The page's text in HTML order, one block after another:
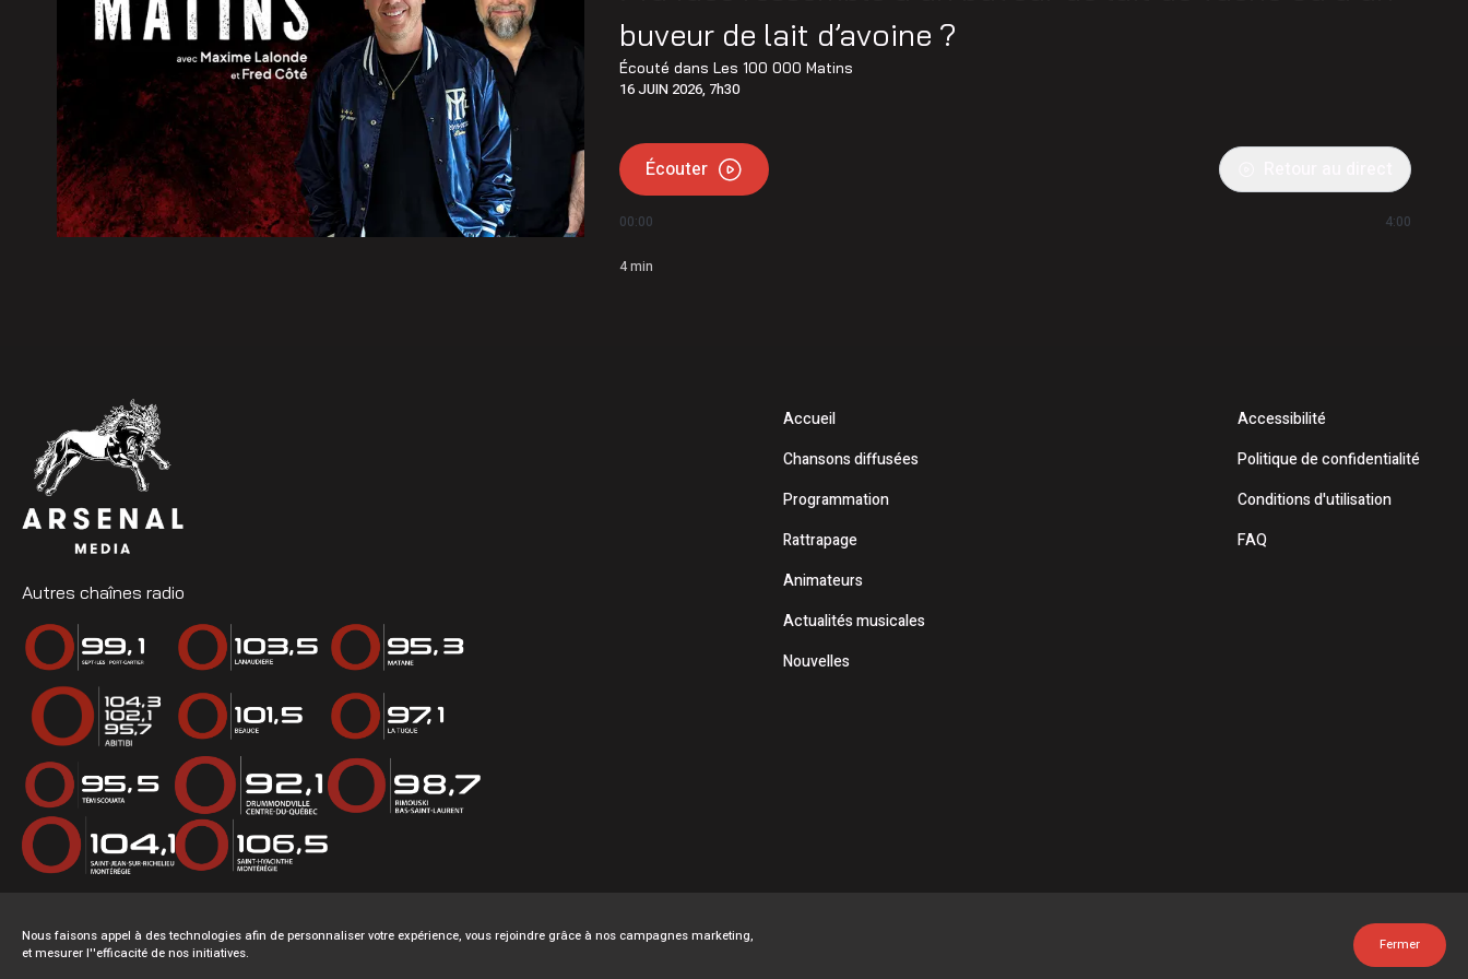
5 août 2026| Rage du raton laveur : plus de municipalités du Centre-du-Québec s’ajoutent aux zones
visées par des restrictions
5 août 2026|Des citoyens préoccupés par les guêpes de sable dans les parcs de Victoriaville
buveur de lait d’avoine ?
Écouté dansLes 100 000 Matins
16 JUIN 2026, 7h30
Écouter
00:00 4:00
4min
Autres chaînes radio
Accueil
Chansons diffusées
Programmation
Rattrapage
Animateurs
Actualités musicales
Nouvelles
Accessibilité
Politique de confidentialité
Conditions d'utilisation
FAQ
Nous faisons appel à des technologies afin de personnaliser votre expérience, vous rejoindre grâce à nos campagnes marketing,
et mesurer l''efficacité de nos initiatives.
Fermer